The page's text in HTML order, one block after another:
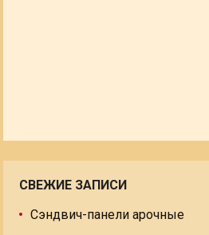
СВЕЖИЕ ЗАПИСИ
Сэндвич-панели арочные